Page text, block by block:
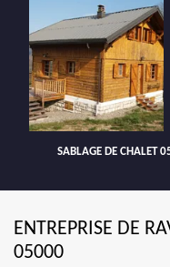
SABLAGE DE CHALET
ENTREPRISE DE
05000